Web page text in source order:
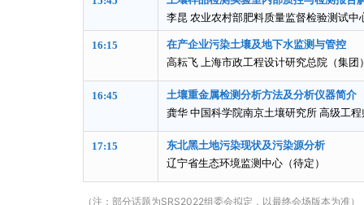
李昆 农业农村部肥料质量监督检验测试中
16:15
在产企业污染土壤及地下水监测与管控
高耘飞 上海市政工程设计研究总院（集
16:45
土壤重金属检测分析方法及分析仪器简介
龚华 中国科学院南京土壤研究所 高级工程
17:15
东北黑土地污染现状及污染源分析
辽宁省生态环境监测中心（待定）
（注：部分话题为SRS2022组委会拟定，以最终会场版本为准）